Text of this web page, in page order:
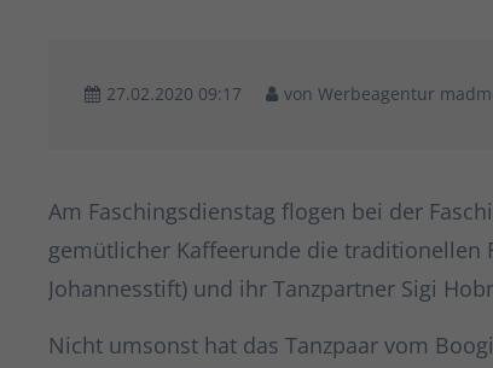
27.02.2020 09:17 von Werbeagentur
Am Faschingsdienstag flogen bei der
gemütlicher Kaffeerunde die traditionellen
Johannesstift) und ihr Tanzpartner Sigi
Nicht umsonst hat das Tanzpaar vom